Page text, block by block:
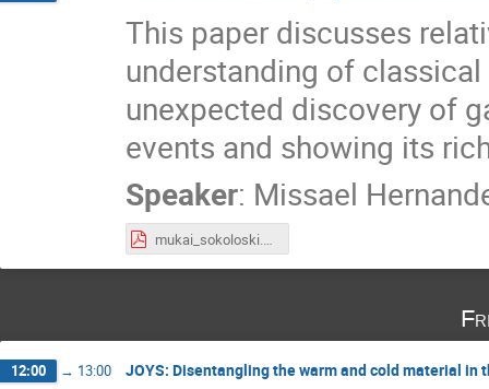
This paper discusses
understanding of
unexpected discovery of
events and showing its
Speaker: Missael
mukai_sokoloski.pdf
12:00 → 13:00 JOYS: Disentangling the warm and cold material in